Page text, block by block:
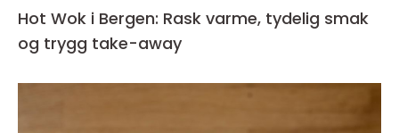
Hot Wok i Bergen: Rask varme, tydelig smak
og trygg take-away